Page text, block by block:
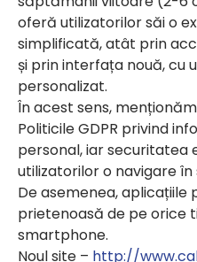
oferă utilizatorilor săi o
simplificată, atât prin
și prin interfața nouă, cu
personalizat.
În acest sens,
Politicile GDPR privind
personal, iar securitatea
utilizatorilor o navigare în
De asemenea, aplicațiile
prietenoasă de pe orice
smartphone.
Noul site – http://